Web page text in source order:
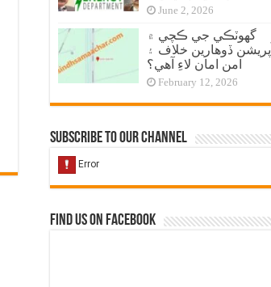
June 2, 2026
گهوٽڪي جي ڪچي ۾
آپريشن ڏوهارين خلاف ۽
امن امان لاءِ آهي؟
February 12, 2026
Subscribe to our Channel
Find us on Facebook